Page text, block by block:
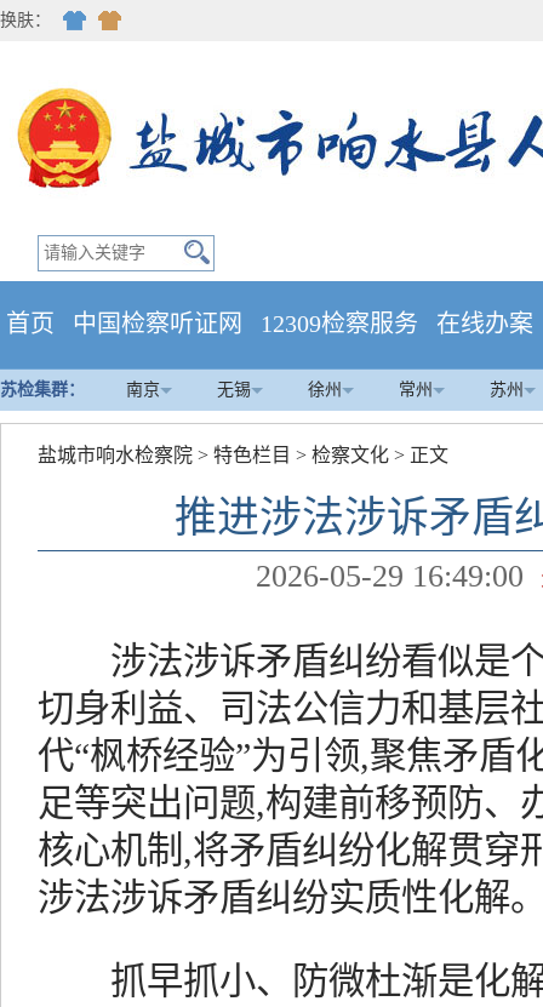
换肤：
首页 中国检察听证网 12309检察服务 在线办案
苏检集群： 南京 无锡 徐州 常州 苏州
盐城市响水检察院 > 特色栏目 > 检察文化 > 正文
推进涉法涉诉矛盾
2026-05-29 16:49:00
涉法涉诉矛盾纠纷看似是个
切身利益、司法公信力和基层
代“枫桥经验”为引领,聚焦矛盾
足等突出问题,构建前移预防、
核心机制,将矛盾纠纷化解贯穿
涉法涉诉矛盾纠纷实质性化解
抓早抓小、防微杜渐是化解